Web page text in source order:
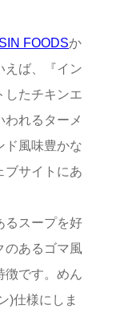
FOODSか
えば、『イン
したチキンエ
われるターメ
ド風味豊かな
ブサイトにあ
るスープを好
のあるゴマ風
徴です。めん
)仕様にしま